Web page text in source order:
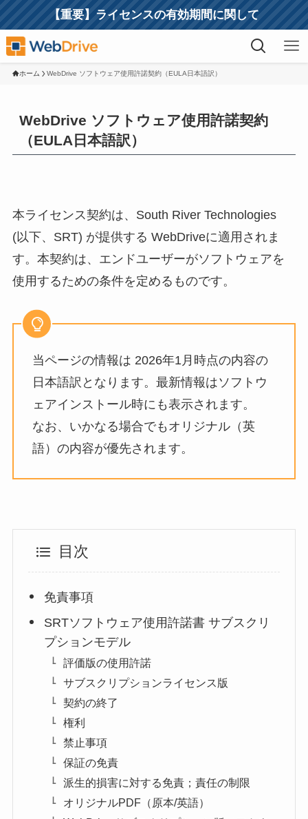
【重要】ライセンスの有効期間に関して
ホーム WebDrive ソフトウェア使用許諾契約（EULA日本語訳）
WebDrive ソフトウェア使用許諾契約
（EULA日本語訳）
本ライセンス契約は、South River Technologies
(以下、SRT) が提供する WebDriveに適用されま
す。本契約は、エンドユーザーがソフトウェアを
使用するための条件を定めるものです。
当ページの情報は 2026年1月時点の内容の
日本語訳となります。最新情報はソフトウ
ェアインストール時にも表示されます。
なお、いかなる場合でもオリジナル（英
語）の内容が優先されます。
目次
免責事項
SRTソフトウェア使用許諾書 サブスクリ
プションモデル
評価版の使用許諾
サブスクリプションライセンス版
契約の終了
権利
禁止事項
保証の免責
派生的損害に対する免責；責任の制限
オリジナルPDF（原本/英語）